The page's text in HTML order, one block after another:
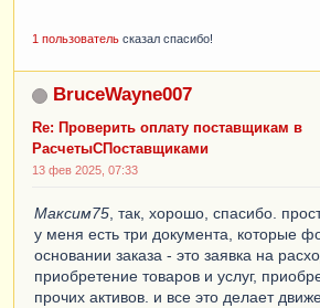
1 пользователь сказал спасибо!
BruceWayne007
Re: Проверить оплату поставщикам в
РасчетыСПоставщиками
13 фев 2025, 07:33
Максим75 , так, хорошо, спасибо.
у меня есть три документа, которые
основании заказа - это заявка на
приобретение товаров и услуг,
прочих активов. и все это делает